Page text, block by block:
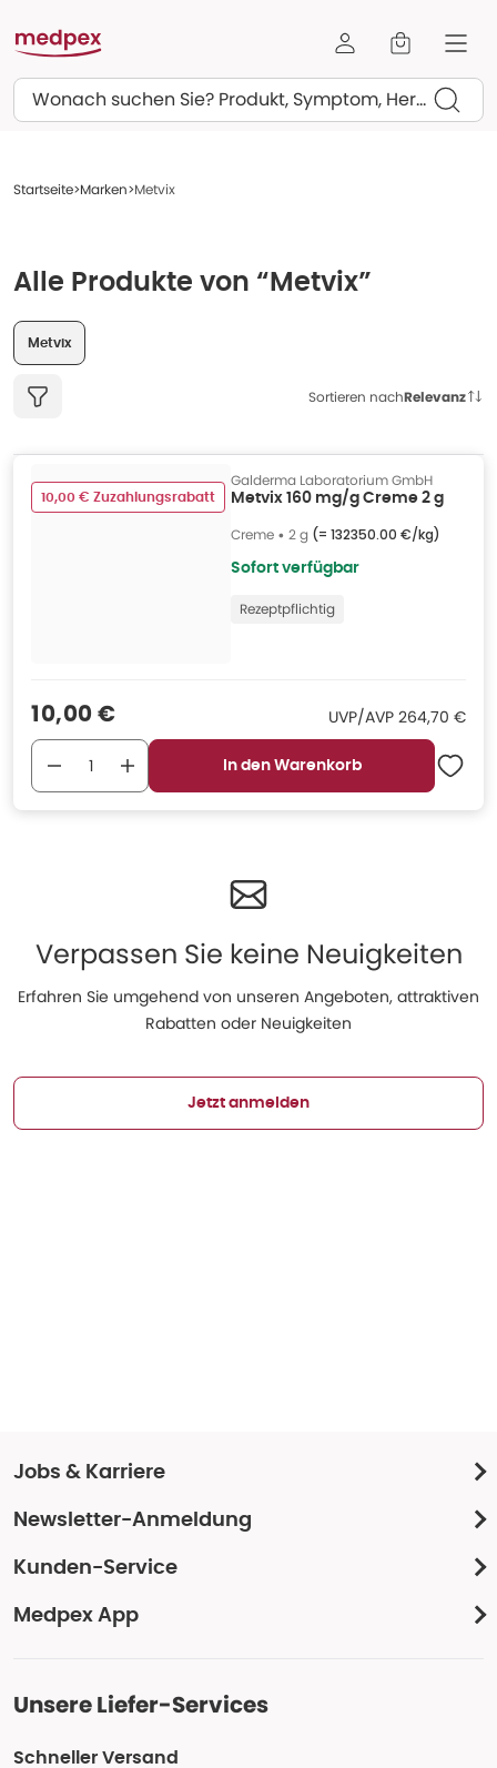
Suchen
Startseite Marken Metvix
Alle Produkte von “Metvix”
Metvix
Sortieren nachRelevanz
10,00 € Zuzahlungsrabatt
Galderma Laboratorium GmbH
Metvix 160 mg/g Creme 2 g
Creme • 2 g (= 132350.00 €/kg)
Sofort verfügbar
Rezeptpflichtig
Verkaufspreis
10,00 € UVP/AVP UVP/AVP:
264,70 €
In den Warenkorb
Verpassen Sie keine Neuigkeiten
Erfahren Sie umgehend von unseren Angeboten, attraktiven
Rabatten oder Neuigkeiten
Jetzt anmelden
Jobs & Karriere
Newsletter-Anmeldung
Kunden-Service
Medpex App
Unsere Liefer-Services
Schneller Versand